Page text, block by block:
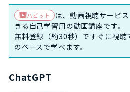
ハビット
は、動画視聴サービ
きる自己学習用の動画講座です。
無料登録（約30秒）ですぐに視聴
のペースで学べます。
ChatGPT